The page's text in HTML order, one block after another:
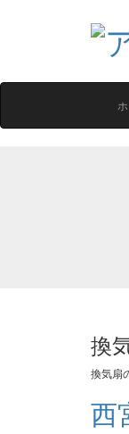
換
換気扇
西